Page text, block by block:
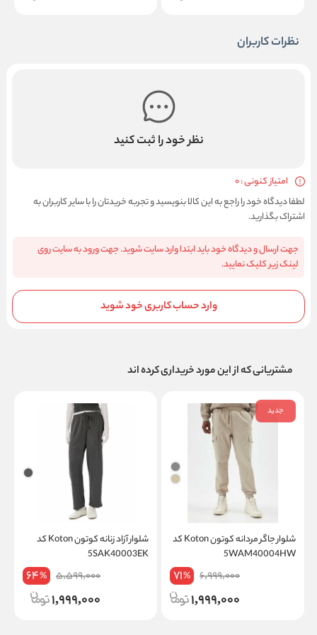
نظرات کاربران
نظر خود را ثبت کنید
امتیاز کنونی : 0
لطفا دیدگاه خود را راجع به این کالا بنویسید و تجربه خریدتان را با سایر کاربران به
اشتراک بگذارید.
جهت ارسال و دیدگاه خود باید ابتدا وارد سایت شوید. جهت ورود به سایت روی
لینک زیر کلیک نمایید.
وارد حساب کاربری خود شوید
مشتریانی که از این مورد خریداری کرده اند
جدید
شلوار جاگر مردانه کوتون Koton کد
5WAM40004HW
6,999,000
71%
1,999,000
شلوار آزاد زنانه کوتون Koton کد
5SAK40003EK
5,599,000
64%
1,999,000